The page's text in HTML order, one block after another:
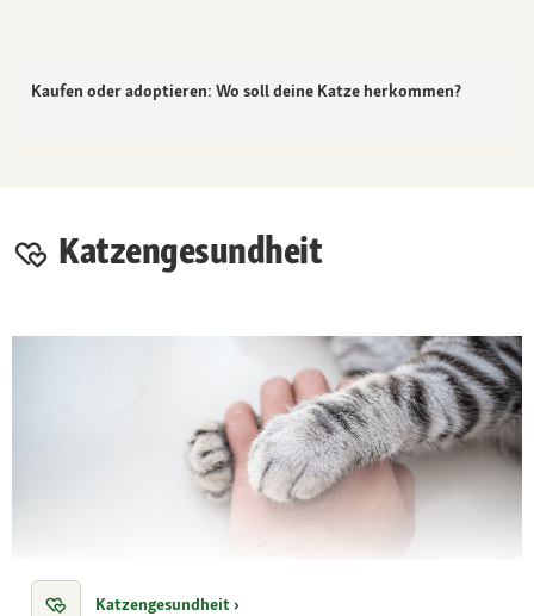
Kaufen oder adoptieren: Wo soll deine Katze herkommen?
Katzengesundheit
Katzengesundheit ›